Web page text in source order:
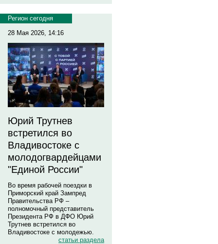
Регион сегодня
28 Мая 2026, 14:16
Юрий Трутнев
встретился во
Владивостоке с
молодогвардейцами
"Единой России"
Во время рабочей поездки в
Приморский край Зампред
Правительства РФ –
полномочный представитель
Президента РФ в ДФО Юрий
Трутнев встретился во
Владивостоке с молодежью.
статьи раздела